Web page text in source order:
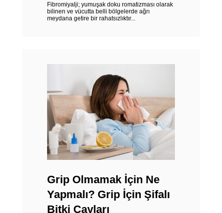
Fibromiyalji; yumuşak doku romatizması olarak
bilinen ve vücutta belli bölgelerde ağrı
meydana getire bir rahatsızlıktır...
Grip Olmamak İçin Ne
Yapmalı? Grip İçin Şifalı
Bitki Çayları